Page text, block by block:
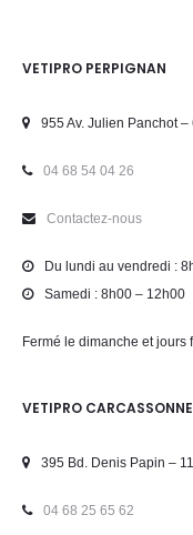
VETIPRO PERPIGNAN
955 Av. Julien Panchot
04 68 54 04 26
Contactez-nous
Du lundi au vendredi :
Samedi : 8h00 – 12h00
Fermé le dimanche et jours
VETIPRO CARCASSONNE
395 Bd. Denis Papin –
04 68 25 65 62